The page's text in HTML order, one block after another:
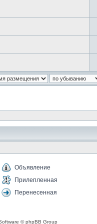
Объявление
Прилепленная
Перенесенная
© phpBB Group